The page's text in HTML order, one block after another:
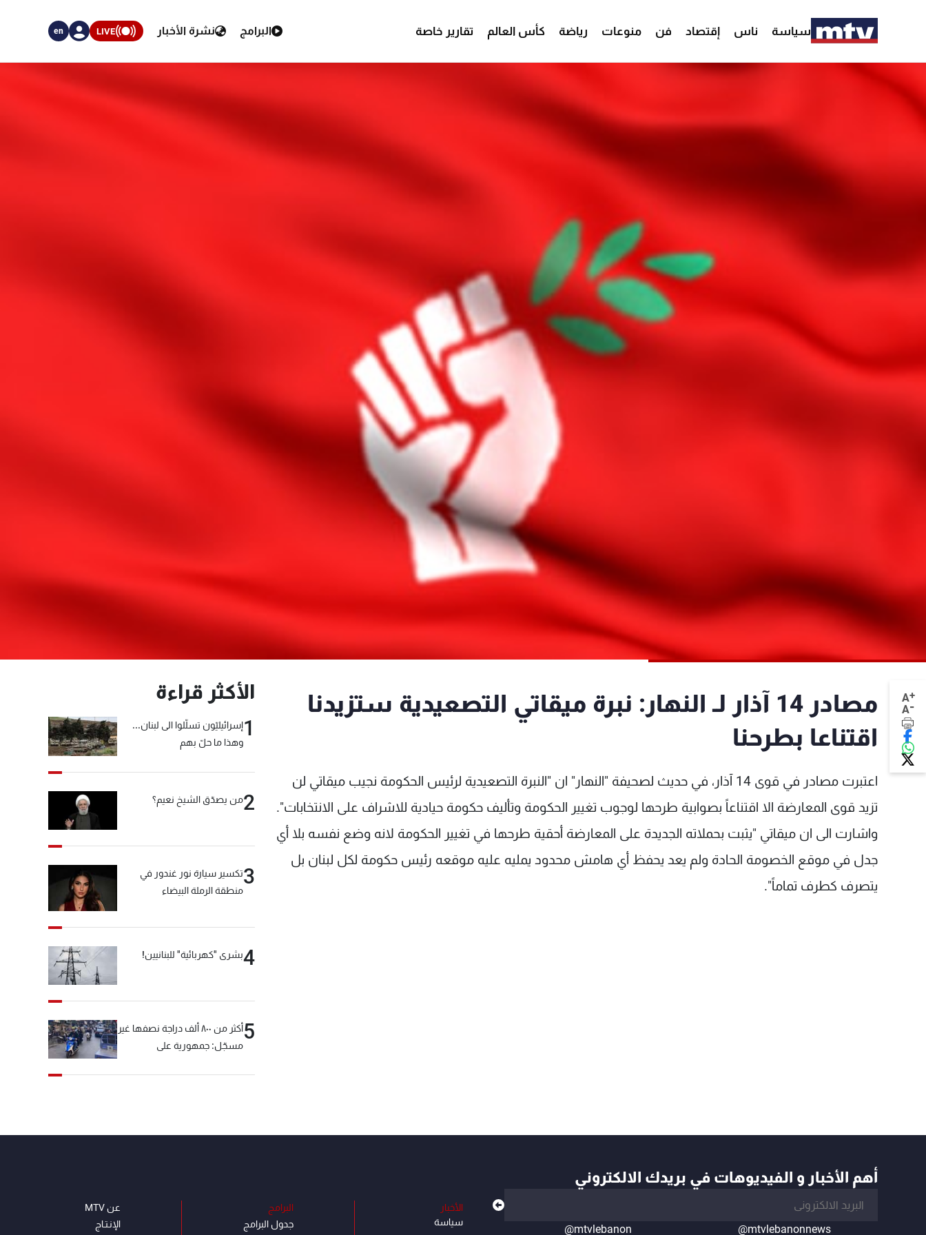
سياسة ناس إقتصاد فن منوعات رياضة كأس العالم تقارير خاصة البرامج نشرة الأخبار LIVE
en
A+
A-
مصادر 14 آذار لـ النهار: نبرة ميقاتي التصعيدية ستزيدنا
اقتناعا بطرحنا
اعتبرت مصادر في قوى 14 آذار، في حديث لصحيفة "النهار" ان "النبرة التصعيدية لرئيس الحكومة نجيب ميقاتي لن
تزيد قوى المعارضة الا اقتناعاً بصوابية طرحها لوجوب تغيير الحكومة وتأليف حكومة حيادية للاشراف على الانتخابات".
واشارت الى ان ميقاتي "يثبت بحملاته الجديدة على المعارضة أحقية طرحها في تغيير الحكومة لانه وضع نفسه بلا أي
جدل في موقع الخصومة الحادة ولم يعد يحفظ أي هامش محدود يمليه عليه موقعه رئيس حكومة لكل لبنان بل
يتصرف كطرف تماماً".
الأكثر قراءة
1إسرائيليّون تسلّلوا الى لبنان...
وهذا ما حلّ بهم
2من يصدّق الشيخ نعيم؟
3تكسير سيارة نور غندور في
منطقة الرملة البيضاء
4بشرى "كهربائية" للبنانيين!
5
أكثر من ٨٠٠ ألف دراجة نصفها غير
مسجّل: جمهورية على
أهم الأخبار و الفيديوهات في بريدك الالكتروني
@mtvlebanonnews
@mtvlebanon
الأخبار
سياسة
البرامج
جدول البرامج
عن MTV
الإنـتـاج